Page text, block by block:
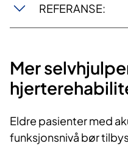
REFERANSE:
Mer
Eldre pasienter med
funksjonsnivå bør